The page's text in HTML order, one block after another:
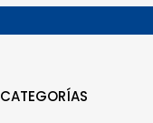
CATEGORÍAS